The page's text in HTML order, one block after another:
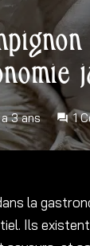
3 ans forum 1
la
Ils